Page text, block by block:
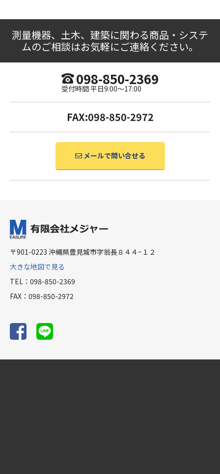
測量機器、土木、建築に関わる商品・システ
ムのご相談はお気軽にご連絡ください。
098-850-2369
受付時間 平日9:00〜17:00
FAX:098-850-2972
メールで問い合せる
〒901-0223 沖縄県豊見城市字翁長８４４−１２
大きな地図で見る
TEL：098-850-2369
FAX：098-850-2972